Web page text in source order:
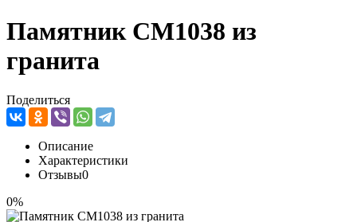
Памятник CM1038 из
гранита
Поделиться
Описание
Характеристики
Отзывы0
0%